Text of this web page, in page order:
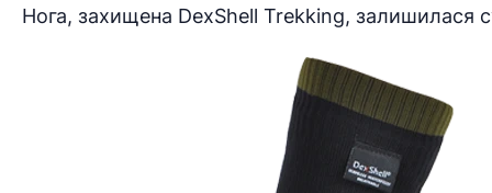
Нога, захищена DexShell Trekking, залишилася